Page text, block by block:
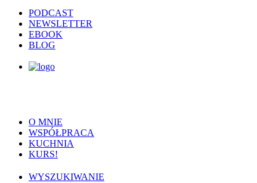
PODCAST
NEWSLETTER
EBOOK
BLOG
O MNIE
WSPÓŁPRACA
KUCHNIA
KURS!
WYSZUKIWANIE